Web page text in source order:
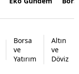
Borsa
ve
Yatırım
Altın
ve
Döviz